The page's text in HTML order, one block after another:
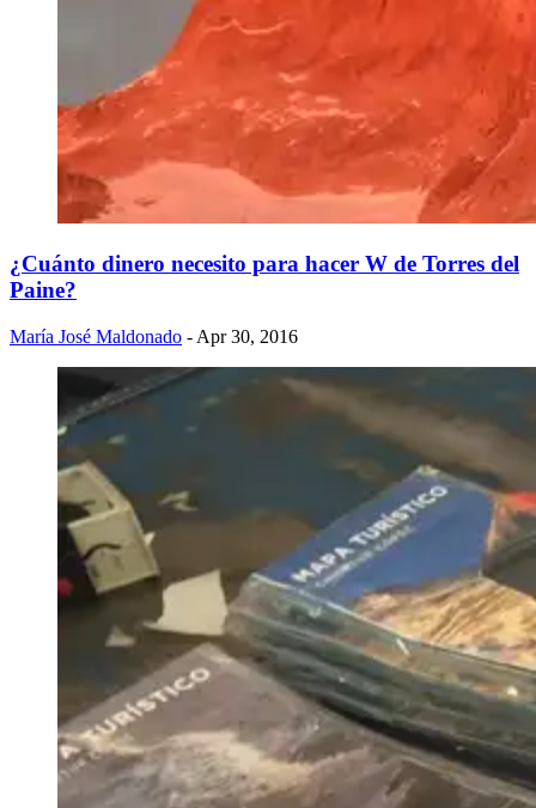
¿Cuánto dinero necesito para hacer W de Torres del
Paine?
María José Maldonado - Apr 30, 2016